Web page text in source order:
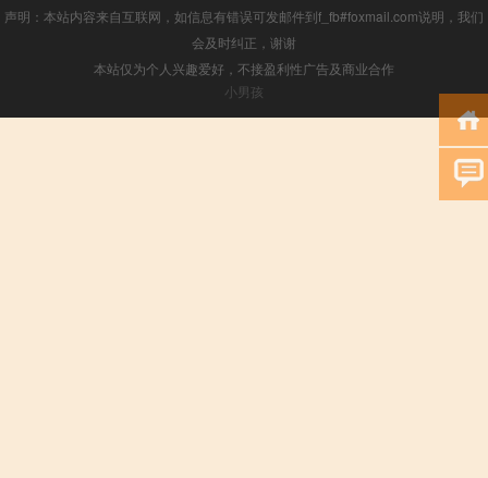
声明：本站内容来自互联网，如信息有错误可发邮件到f_fb#foxmail.com说明，我们
会及时纠正，谢谢
本站仅为个人兴趣爱好，不接盈利性广告及商业合作
小男孩